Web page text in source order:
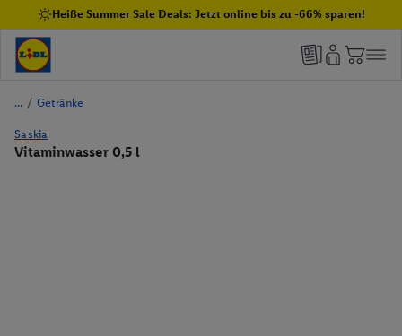
Heiße Summer Sale Deals: Jetzt online bis zu -66% sparen!
/ Getränke
Saskia
Vitaminwasser 0,5 l